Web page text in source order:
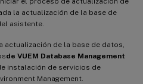
la actualización de la base de
asistente.
actualización de la base de datos,
de VUEM Database Management
instalación de servicios de
Management.